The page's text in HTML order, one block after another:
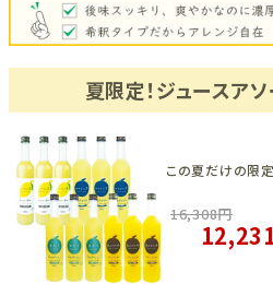
夏限定！ジュースア
この夏だけの限
16,308円